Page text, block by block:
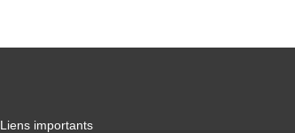
Liens importants